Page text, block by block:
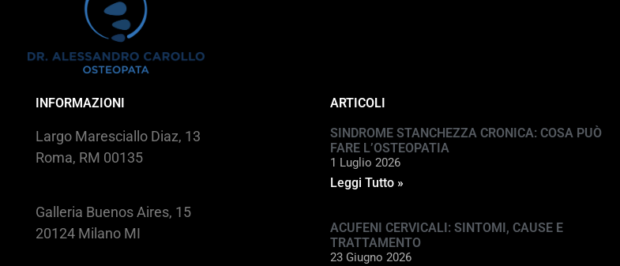
INFORMAZIONI
Largo Maresciallo Diaz, 13
Roma, RM 00135
Galleria Buenos Aires, 15
20124 Milano MI
ARTICOLI
SINDROME STANCHEZZA CRONICA: COSA PUÒ
FARE L’OSTEOPATIA
1 Luglio 2026
Leggi Tutto »
ACUFENI CERVICALI: SINTOMI, CAUSE E
TRATTAMENTO
23 Giugno 2026